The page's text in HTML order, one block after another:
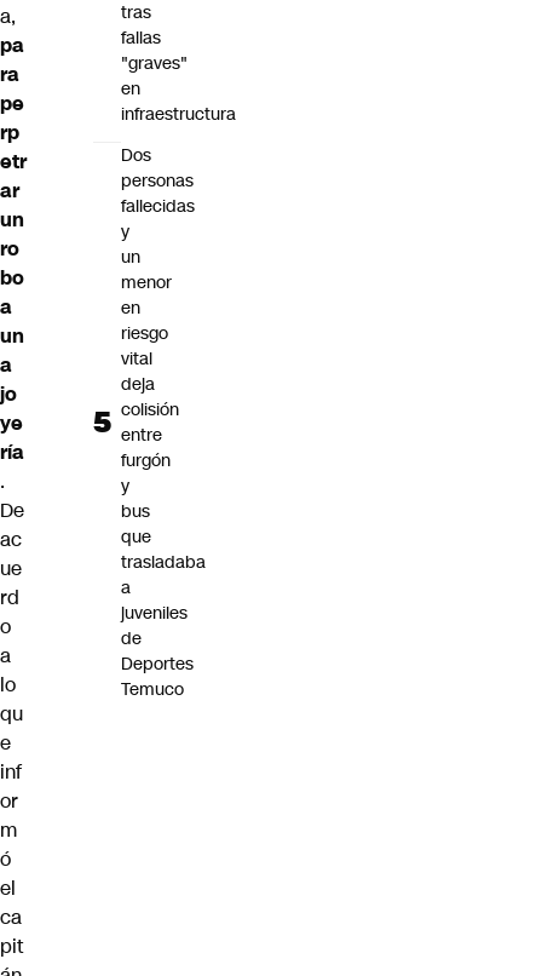
a,
pa
ra
pe
rp
etr
ar
un
ro
bo
a
un
a
jo
ye
ría
.
De
ac
ue
rd
o
a
lo
qu
e
inf
or
m
ó
el
ca
pit
tras
fallas
"graves"
en
infraestructura
Dos
personas
fallecidas
y
un
menor
en
riesgo
vital
deja
colisión
entre
furgón
y
bus
que
trasladaba
a
juveniles
de
Deportes
Temuco